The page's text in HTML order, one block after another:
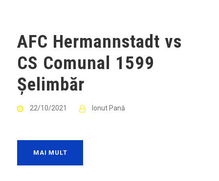
AFC Hermannstadt vs
CS Comunal 1599
Șelimbăr
22/10/2021 Ionut Pană
MAI MULT